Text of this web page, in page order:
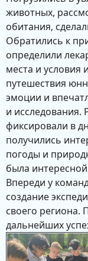
животных,
обитания,
Обратились к
определили
места и условия
путешествия
эмоции и
и исследования.
фиксировали в
получились
погоды и
была
Впереди у
создание
своего региона.
дальнейших